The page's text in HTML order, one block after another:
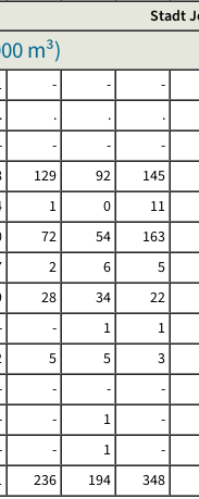
Stadt
m³)
- - -
. . . .
- - -
129 92 145
1 0 11
72 54 163
2 6 5
28 34 22
- 1 1
5 5 3
- - -
- 1 -
- 1 -
236 194 348